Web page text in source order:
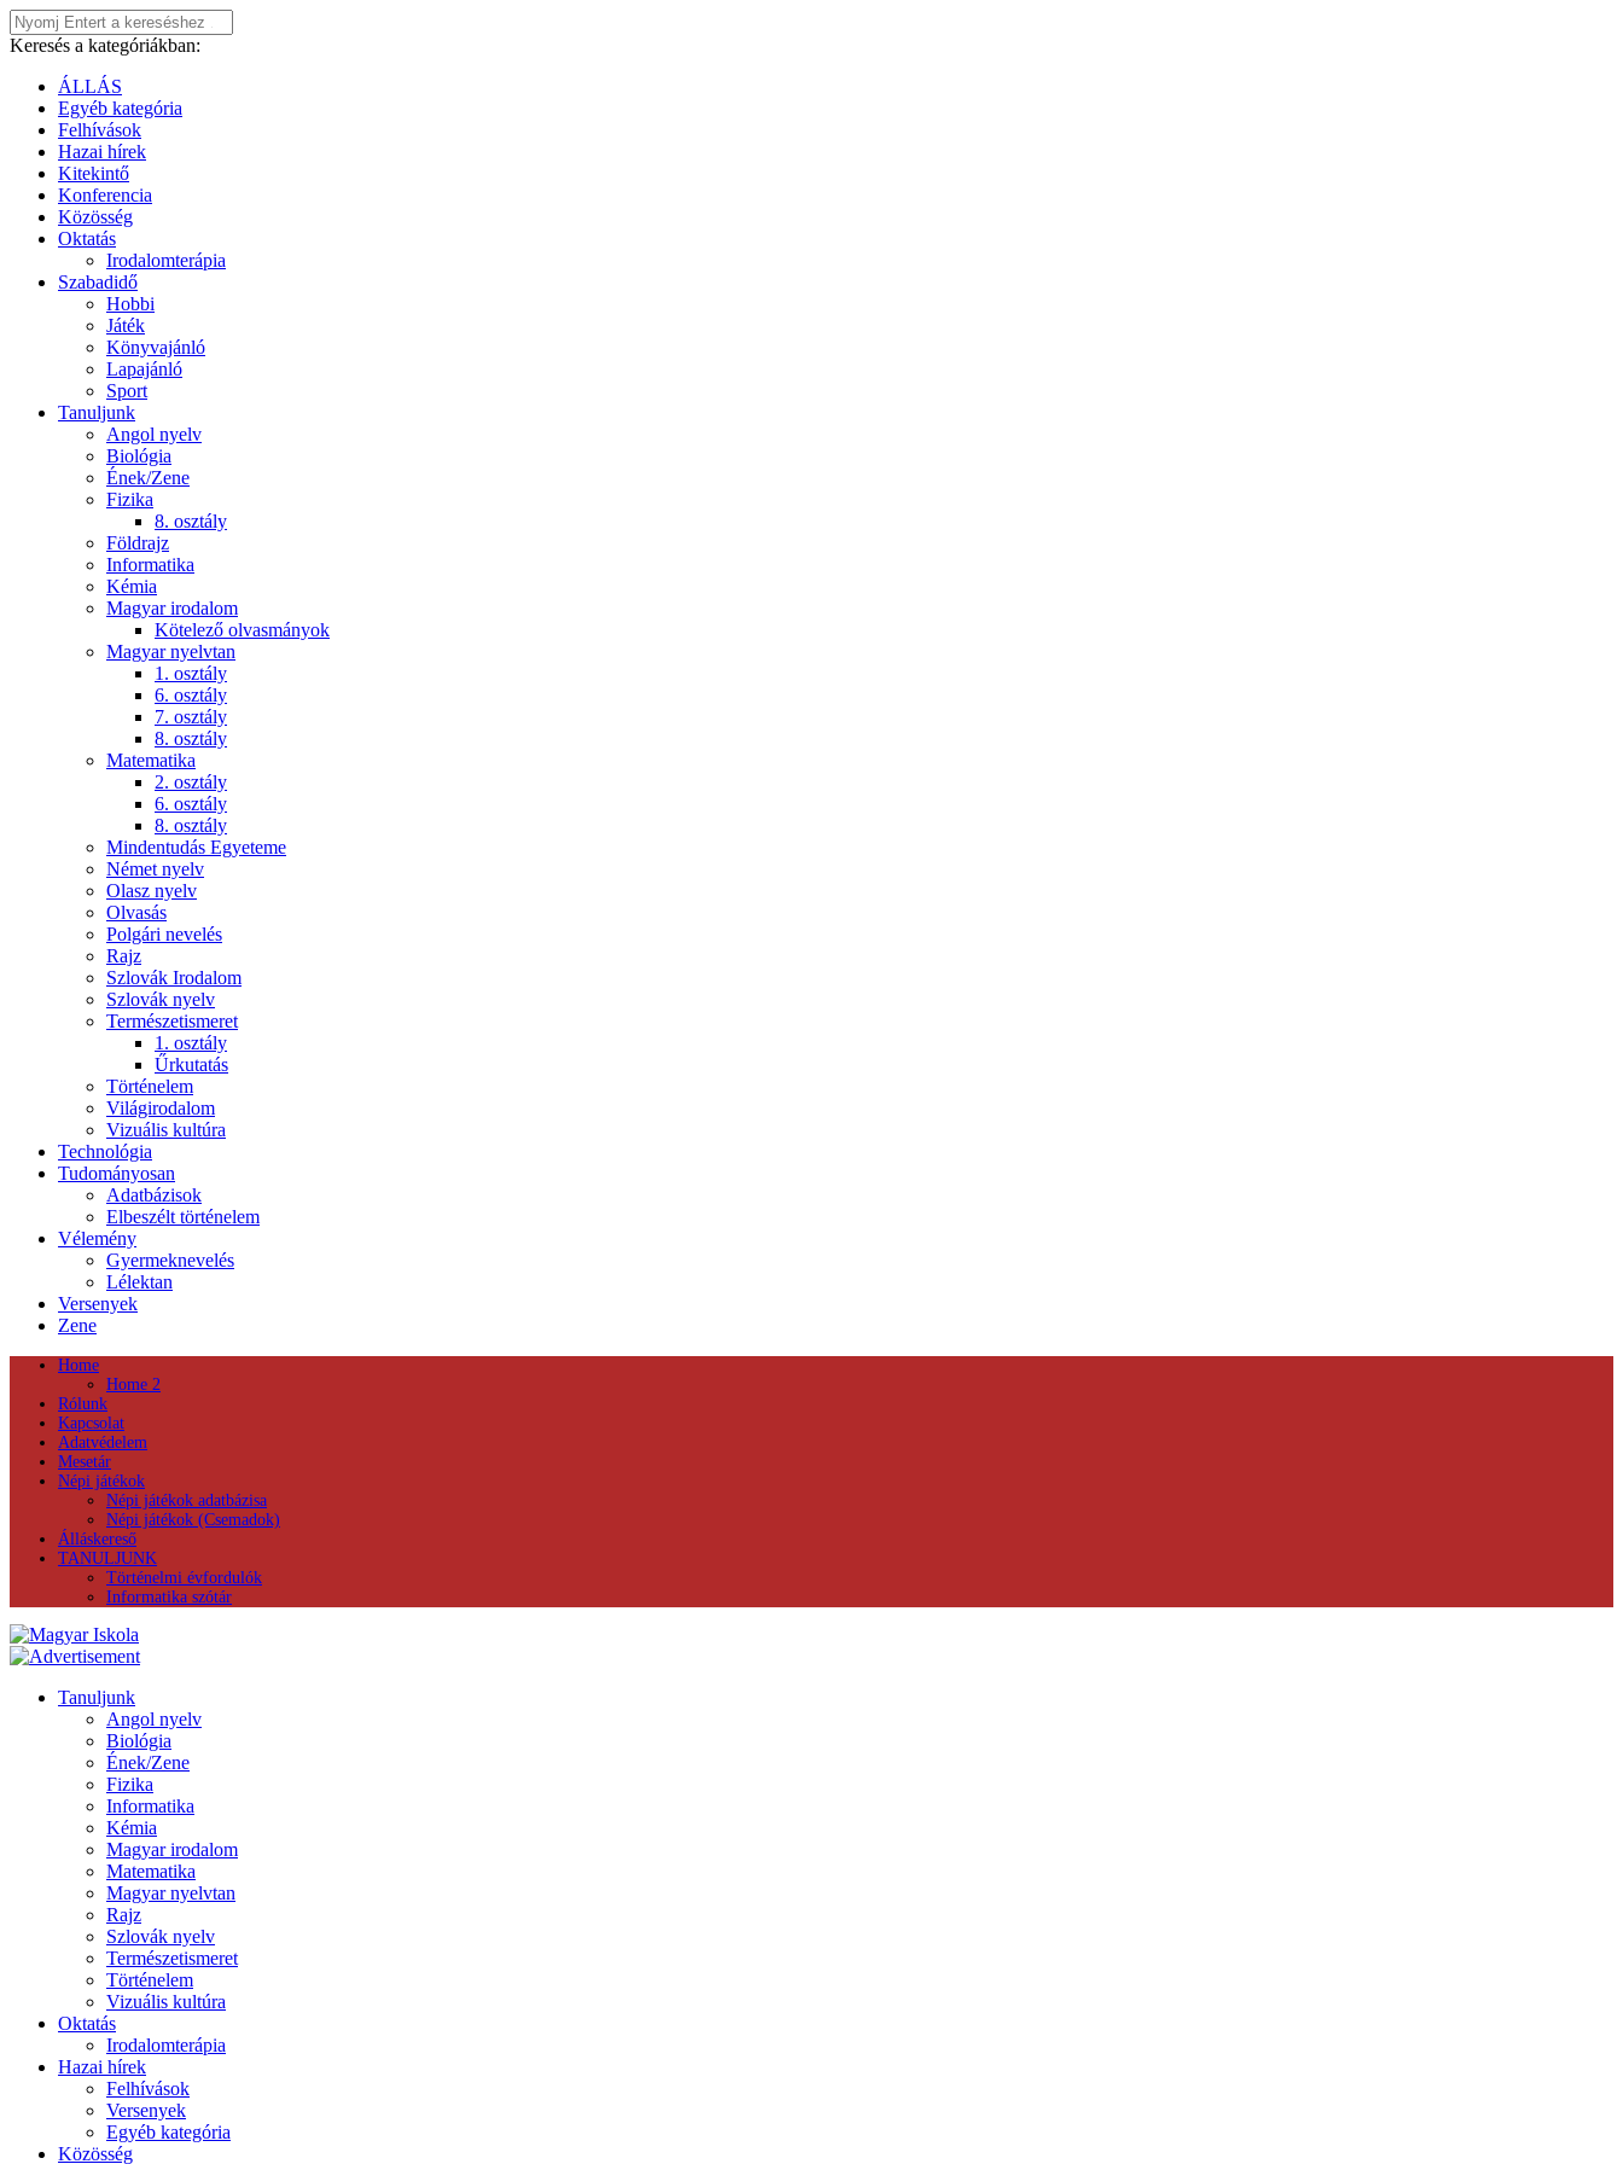
Keresés a kategóriákban:
ÁLLÁS
Egyéb kategória
Felhívások
Hazai hírek
Kitekintő
Konferencia
Közösség
Oktatás
Irodalomterápia
Szabadidő
Hobbi
Játék
Könyvajánló
Lapajánló
Sport
Tanuljunk
Angol nyelv
Biológia
Ének/Zene
Fizika
8. osztály
Földrajz
Informatika
Kémia
Magyar irodalom
Kötelező olvasmányok
Magyar nyelvtan
1. osztály
6. osztály
7. osztály
8. osztály
Matematika
2. osztály
6. osztály
8. osztály
Mindentudás Egyeteme
Német nyelv
Olasz nyelv
Olvasás
Polgári nevelés
Rajz
Szlovák Irodalom
Szlovák nyelv
Természetismeret
1. osztály
Űrkutatás
Történelem
Világirodalom
Vizuális kultúra
Technológia
Tudományosan
Adatbázisok
Elbeszélt történelem
Vélemény
Gyermeknevelés
Lélektan
Versenyek
Zene
Home
Home 2
Rólunk
Kapcsolat
Adatvédelem
Mesetár
Népi játékok
Népi játékok adatbázisa
Népi játékok (Csemadok)
Álláskereső
TANULJUNK
Történelmi évfordulók
Informatika szótár
Tanuljunk
Angol nyelv
Biológia
Ének/Zene
Fizika
Informatika
Kémia
Magyar irodalom
Matematika
Magyar nyelvtan
Rajz
Szlovák nyelv
Természetismeret
Történelem
Vizuális kultúra
Oktatás
Irodalomterápia
Hazai hírek
Felhívások
Versenyek
Egyéb kategória
Közösség